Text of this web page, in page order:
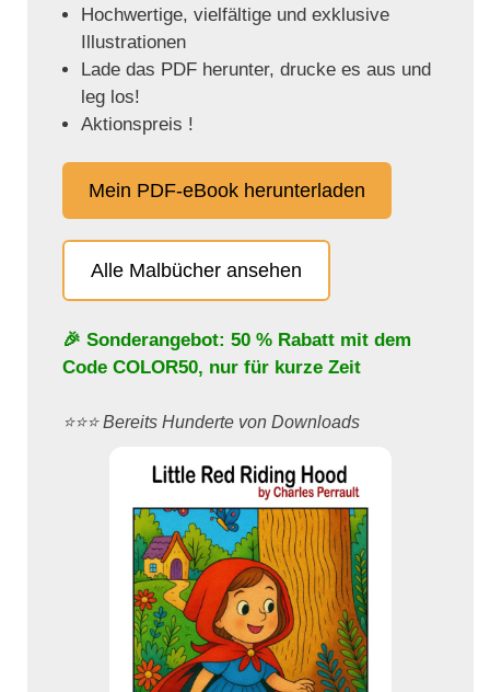
Hochwertige, vielfältige und exklusive
Illustrationen
Lade das PDF herunter, drucke es aus und
leg los!
Aktionspreis !
Mein PDF-eBook herunterladen
Alle Malbücher ansehen
🎉 Sonderangebot: 50 % Rabatt mit dem
Code COLOR50, nur für kurze Zeit
⭐️⭐️⭐️ Bereits Hunderte von Downloads